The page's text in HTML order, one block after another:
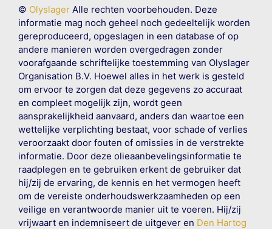
© OlyslagerAlle rechten voorbehouden. Deze
informatie mag noch geheel noch gedeeltelijk worden
gereproduceerd, opgeslagen in een database of op
andere manieren worden overgedragen zonder
voorafgaande schriftelijke toestemming van Olyslager
Organisation B.V. Hoewel alles in het werk is gesteld
om ervoor te zorgen dat deze gegevens zo accuraat
en compleet mogelijk zijn, wordt geen
aansprakelijkheid aanvaard, anders dan waartoe een
wettelijke verplichting bestaat, voor schade of verlies
veroorzaakt door fouten of omissies in de verstrekte
informatie. Door deze olieaanbevelingsinformatie te
raadplegen en te gebruiken erkent de gebruiker dat
hij/zij de ervaring, de kennis en het vermogen heeft
om de vereiste onderhoudswerkzaamheden op een
veilige en verantwoorde manier uit te voeren. Hij/zij
vrijwaart en indemniseert de uitgever en Den Hartog